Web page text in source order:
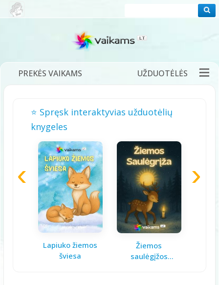
PREKĖS VAIKAMS UŽDUOTĖLĖS
DĖLIONĖS ŽAIDIMAI DAINELĖS
TĖVAMS
⭐ Spręsk interaktyvias užduotėlių
knygeles
Lapiuko žiemos
šviesa
Žiemos
saulėgįžos